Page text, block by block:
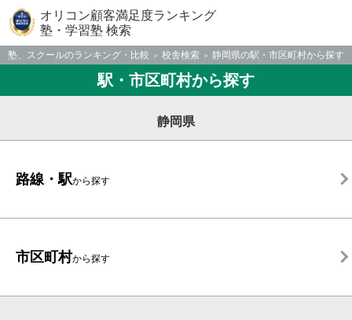
オリコン顧客満足度ランキング
塾・学習塾 検索
塾、スクールのランキング・比較 校舎検索 静岡県の駅・市区町村から探す
駅・市区町村から探す
静岡県
路線・駅から探す
市区町村から探す